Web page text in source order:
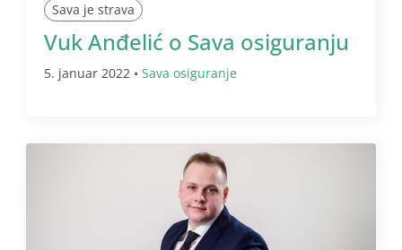
Sava je strava
Vuk Anđelić o Sava osiguranju
5. januar 2022 • Sava osiguranje